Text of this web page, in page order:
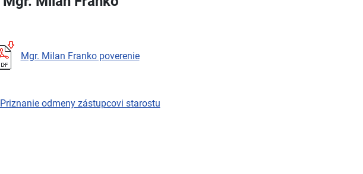
Mgr. Milan Franko poverenie
Priznanie odmeny zástupcovi starostu